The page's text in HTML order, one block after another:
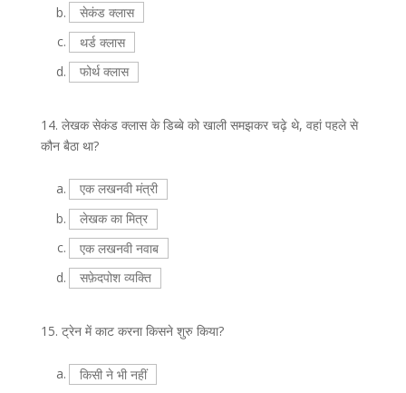
b.
सेकंड क्लास
c.
थर्ड क्लास
d.
फोर्थ क्लास
14. लेखक सेकंड क्लास के डिब्बे को खाली समझकर चढ़े थे, वहां पहले से
कौन बैठा था?
a.
एक लखनवी मंत्री
b.
लेखक का मित्र
c.
एक लखनवी नवाब
d.
सफ़ेदपोश व्यक्ति
15. ट्रेन में काट करना किसने शुरु किया?
a.
किसी ने भी नहीं